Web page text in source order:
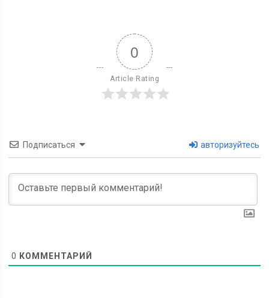
0
Article Rating
Подписаться авторизуйтесь
0 КОММЕНТАРИЙ